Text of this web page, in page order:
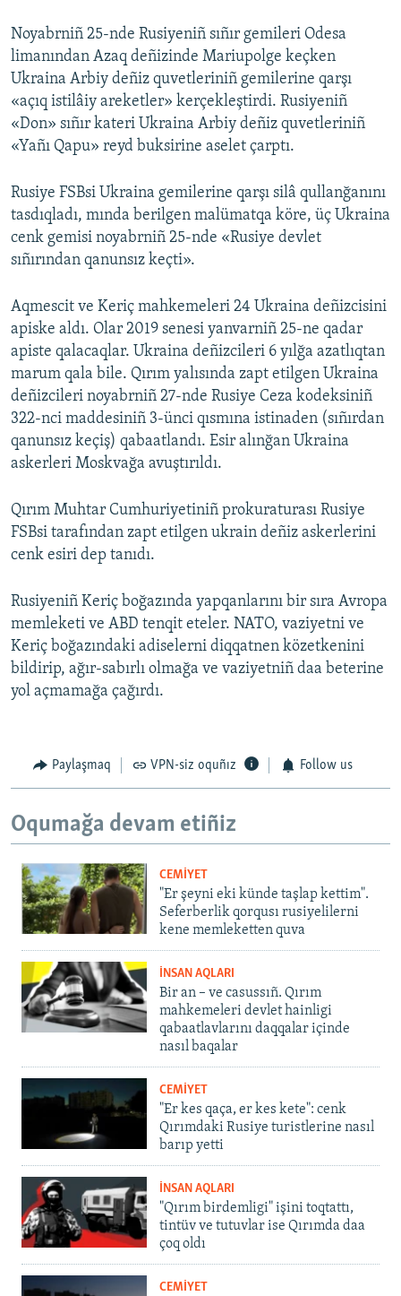
Noyabrniñ 25-nde Rusiyeniñ sıñır gemileri Odesa
limanından Azaq deñizinde Mariupolge keçken
Ukraina Arbiy deñiz quvetleriniñ gemilerine qarşı
«açıq istilâiy areketler» kerçekleştirdi. Rusiyeniñ
«Don» sıñır kateri Ukraina Arbiy deñiz quvetleriniñ
«Yañı Qapu» reyd buksirine aselet çarptı.
Rusiye FSBsi Ukraina gemilerine qarşı silâ qullanğanını
tasdıqladı, mında berilgen malümatqa köre, üç Ukraina
cenk gemisi noyabrniñ 25-nde «Rusiye devlet
sıñırından qanunsız keçti».
Aqmescit ve Keriç mahkemeleri 24 Ukraina deñizcisini
apiske aldı. Olar 2019 senesi yanvarniñ 25-ne qadar
apiste qalacaqlar. Ukraina deñizcileri 6 yılğa azatlıqtan
marum qala bile. Qırım yalısında zapt etilgen Ukraina
deñizcileri noyabrniñ 27-nde Rusiye Ceza kodeksiniñ
322-nci maddesiniñ 3-ünci qısmına istinaden (sıñırdan
qanunsız keçiş) qabaatlandı. Esir alınğan Ukraina
askerleri Moskvağa avuştırıldı.
Qırım Muhtar Cumhuriyetiniñ prokuraturası Rusiye
FSBsi tarafından zapt etilgen ukrain deñiz askerlerini
cenk esiri dep tanıdı.
Rusiyeniñ Keriç boğazında yapqanlarını bir sıra Avropa
memleketi ve ABD tenqit eteler. NATO, vaziyetni ve
Keriç boğazındaki adiselerni diqqatnen közetkenini
bildirip, ağır-sabırlı olmağa ve vaziyetniñ daa beterine
yol açmamağa çağırdı.
Paylaşmaq VPN-siz oquñız Follow us
Oqumağa devam etiñiz
CEMİYET
"Er şeyni eki künde taşlap kettim".
Seferberlik qorqusı rusiyelilerni
kene memleketten quva
İNSAN AQLARI
Bir an – ve casussıñ. Qırım
mahkemeleri devlet hainligi
qabaatlavlarını daqqalar içinde
nasıl baqalar
CEMİYET
"Er kes qaça, er kes kete": cenk
Qırımdaki Rusiye turistlerine nasıl
barıp yetti
İNSAN AQLARI
"Qırım birdemligi" işini toqtattı,
tintüv ve tutuvlar ise Qırımda daa
çoq oldı
CEMİYET